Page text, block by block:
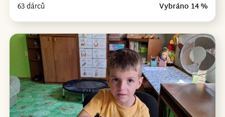
63 dárců Vybráno 14 %